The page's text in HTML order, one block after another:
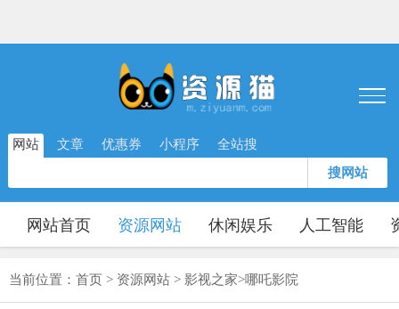
网站 文章 优惠券 小程序 全站搜
搜网站
网站首页 资源网站 休闲娱乐 人工智能
当前位置： 首页 > 资源网站 > 影视之家>哪吒影院